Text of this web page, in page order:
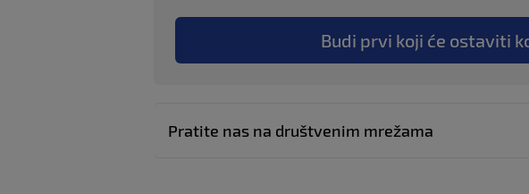
Budi prvi koji će ostaviti
Pratite nas na društvenim mrežama